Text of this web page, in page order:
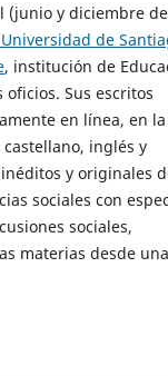
(junio y diciembre de
de
, institución de
Sus escritos
en línea, en la
castellano, inglés y
y originales
sociales con
sociales,
materias desde una